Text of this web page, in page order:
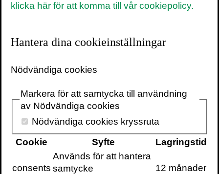
Volante
VOLANTE PÅ
FACEBOOK
VOLANTE PÅ
klicka här för att komma till vår cookiepolicy.
Hantera dina cookieinställningar
Nödvändiga cookies
Markera för att samtycka till användning
av Nödvändiga cookies
Nödvändiga cookies kryssruta
Cookie
Syfte Lagringstid
consents
Används för att hantera
samtycke
12 månader